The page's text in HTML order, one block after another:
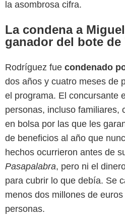
la asombrosa cifra.
La condena a
ganador del bote de
Rodríguez fue condenado
dos años y cuatro meses de
el programa. El concursante
personas, incluso familiares,
en bolsa por las que les
de beneficios al año que
hechos ocurrieron antes de
Pasapalabra, pero ni el
para cubrir lo que debía. Se
menos dos millones de
personas.